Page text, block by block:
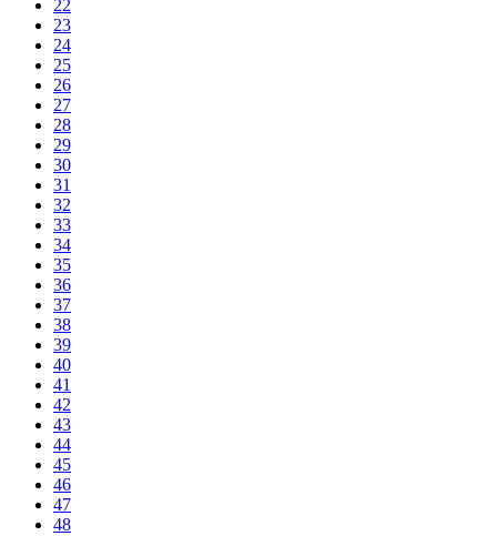
22
23
24
25
26
27
28
29
30
31
32
33
34
35
36
37
38
39
40
41
42
43
44
45
46
47
48